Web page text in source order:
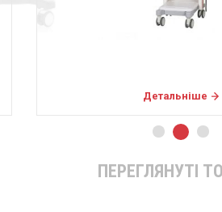
Детальніше
ПЕРЕГЛЯНУТІ